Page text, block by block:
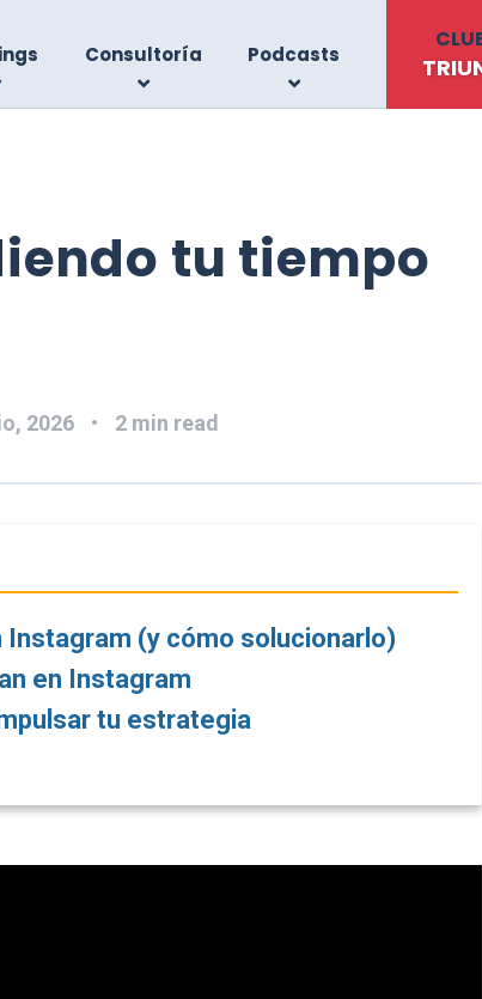
Consultoría Podcasts
tu tiempo
2026 2 min read
(y cómo solucionarlo)
en Instagram
tu estrategia